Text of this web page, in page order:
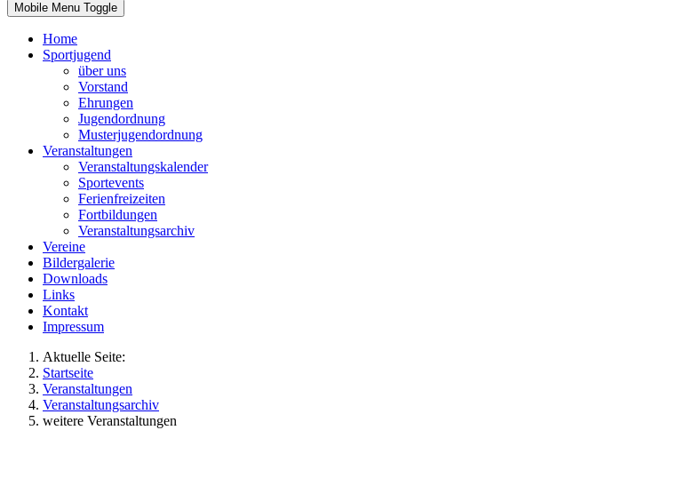
Mobile Menu Toggle
Home
Sportjugend
über uns
Vorstand
Ehrungen
Jugendordnung
Musterjugendordnung
Veranstaltungen
Veranstaltungskalender
Sportevents
Ferienfreizeiten
Fortbildungen
Veranstaltungsarchiv
Vereine
Bildergalerie
Downloads
Links
Kontakt
Impressum
Aktuelle Seite:
Startseite
Veranstaltungen
Veranstaltungsarchiv
weitere Veranstaltungen